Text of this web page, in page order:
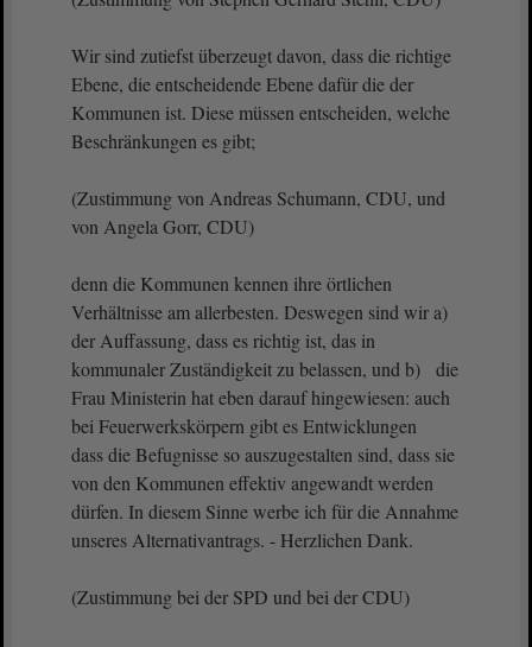
Wir sind zutiefst überzeugt davon, dass die richtige
Ebene, die entscheidende Ebene dafür die der
Kommunen ist. Diese müssen entscheiden, welche
Beschränkungen es gibt;
(Zustimmung von Andreas Schumann, CDU, und
von Angela Gorr, CDU)
denn die Kommunen kennen ihre örtlichen
Verhältnisse am allerbesten. Deswegen sind wir a)
der Auffassung, dass es richtig ist, das in
kommunaler Zuständigkeit zu belassen, und b) die
Frau Ministerin hat eben darauf hingewiesen: auch
bei Feuerwerkskörpern gibt es Entwicklungen
dass die Befugnisse so auszugestalten sind, dass sie
von den Kommunen effektiv angewandt werden
dürfen. In diesem Sinne werbe ich für die Annahme
unseres Alternativantrags. - Herzlichen Dank.
(Zustimmung bei der SPD und bei der CDU)